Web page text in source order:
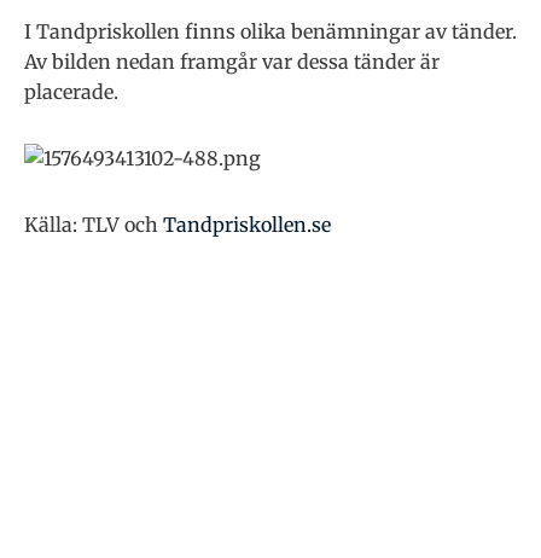
I Tandpriskollen finns olika benämningar av tänder.
Av bilden nedan framgår var dessa tänder är
placerade.
Källa: TLV och Tandpriskollen.se